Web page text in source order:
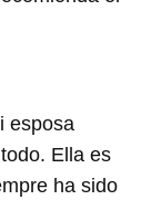
esposa
Ella es
ha sido